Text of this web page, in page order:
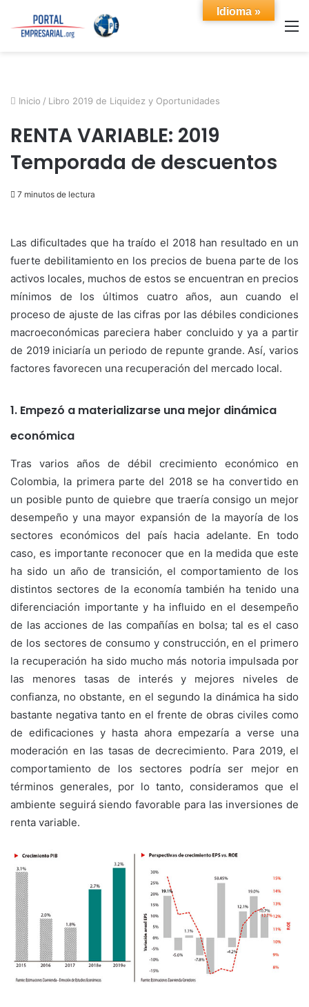
Inicio / Libro 2019 de Liquidez y Oportunidades
RENTA VARIABLE: 2019
Temporada de descuentos
7 minutos de lectura
Las dificultades que ha traído el 2018 han resultado en un
fuerte debilitamiento en los precios de buena parte de los
activos locales, muchos de estos se encuentran en precios
mínimos de los últimos cuatro años, aun cuando el
proceso de ajuste de las cifras por las débiles condiciones
macroeconómicas pareciera haber concluido y ya a partir
de 2019 iniciaría un periodo de repunte grande. Así, varios
factores favorecen una recuperación del mercado local.
1. Empezó a materializarse una mejor dinámica
económica
Tras varios años de débil crecimiento económico en
Colombia, la primera parte del 2018 se ha convertido en
un posible punto de quiebre que traería consigo un mejor
desempeño y una mayor expansión de la mayoría de los
sectores económicos del país hacia adelante. En todo
caso, es importante reconocer que en la medida que este
ha sido un año de transición, el comportamiento de los
distintos sectores de la economía también ha tenido una
diferenciación importante y ha influido en el desempeño
de las acciones de las compañías en bolsa; tal es el caso
de los sectores de consumo y construcción, en el primero
la recuperación ha sido mucho más notoria impulsada por
las menores tasas de interés y mejores niveles de
confianza, no obstante, en el segundo la dinámica ha sido
bastante negativa tanto en el frente de obras civiles como
de edificaciones y hasta ahora empezaría a verse una
moderación en las tasas de decrecimiento. Para 2019, el
comportamiento de los sectores podría ser mejor en
términos generales, por lo tanto, consideramos que el
ambiente seguirá siendo favorable para las inversiones de
renta variable.
Idioma »